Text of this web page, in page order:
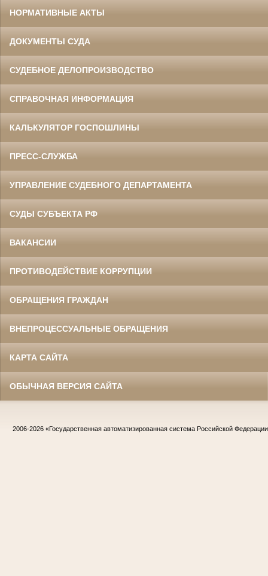
НОРМАТИВНЫЕ АКТЫ
ДОКУМЕНТЫ СУДА
СУДЕБНОЕ ДЕЛОПРОИЗВОДСТВО
СПРАВОЧНАЯ ИНФОРМАЦИЯ
КАЛЬКУЛЯТОР ГОСПОШЛИНЫ
ПРЕСС-СЛУЖБА
УПРАВЛЕНИЕ СУДЕБНОГО ДЕПАРТАМЕНТА
СУДЫ СУБЪЕКТА РФ
ВАКАНСИИ
ПРОТИВОДЕЙСТВИЕ КОРРУПЦИИ
ОБРАЩЕНИЯ ГРАЖДАН
ВНЕПРОЦЕССУАЛЬНЫЕ ОБРАЩЕНИЯ
КАРТА САЙТА
ОБЫЧНАЯ ВЕРСИЯ САЙТА
2006-2026 «Государственная автоматизированная система Российской